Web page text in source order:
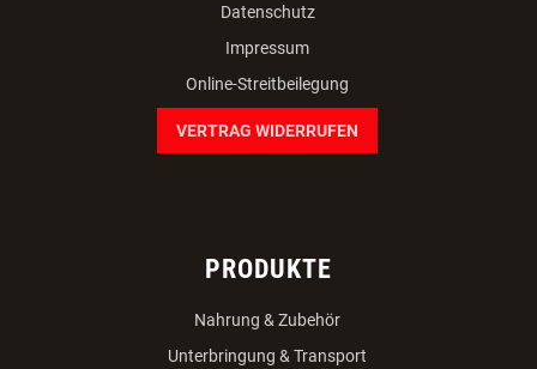
Datenschutz
Impressum
Online-Streitbeilegung
VERTRAG WIDERRUFEN
PRODUKTE
Nahrung & Zubehör
Unterbringung & Transport